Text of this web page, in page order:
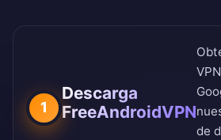
1
Descarga
FreeAndroidVPN
de